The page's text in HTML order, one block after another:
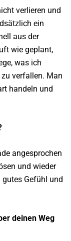
verlieren und
ein
aus der
wie geplant,
was ich
verfallen. Man
handeln und
angesprochen
und wieder
Gefühl und
deinen Weg